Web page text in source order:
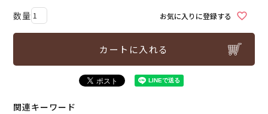
お気に入りに登録する
カートに入れる
関連キーワード